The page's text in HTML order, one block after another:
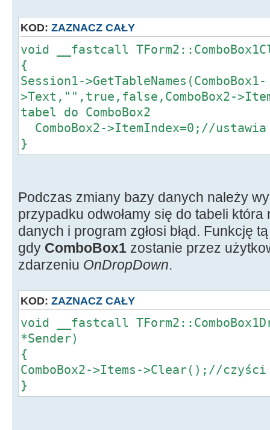
KOD: ZAZNACZ CAŁY
void __fastcall
{
Session1->GetTableNames(ComboBox1-
>Text,"",true,false,ComboBox2-
tabel do ComboBox2
ComboBox2->ItemIndex=0;//
}
Podczas zmiany bazy danych należy
przypadku odwołamy się do tabeli
danych i program zgłosi błąd. Funkcję
gdy ComboBox1 zostanie przez
zdarzeniu OnDropDown.
KOD: ZAZNACZ CAŁY
void __fastcall
*Sender)
{
ComboBox2->Items->Clear();//
}